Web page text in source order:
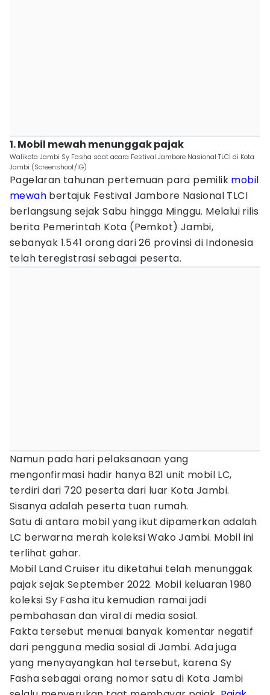
1. Mobil mewah menunggak pajak
Walikota Jambi Sy Fasha saat acara Festival Jambore Nasional TLCI di Kota
Jambi (Screenshoot/IG)
Pagelaran tahunan pertemuan para pemilik mobil
mewah bertajuk Festival Jambore Nasional TLCI
berlangsung sejak Sabu hingga Minggu. Melalui rilis
berita Pemerintah Kota (Pemkot) Jambi,
sebanyak 1.541 orang dari 26 provinsi di Indonesia
telah teregistrasi sebagai peserta.
Namun pada hari pelaksanaan yang
mengonfirmasi hadir hanya 821 unit mobil LC,
terdiri dari 720 peserta dari luar Kota Jambi.
Sisanya adalah peserta tuan rumah.
Satu di antara mobil yang ikut dipamerkan adalah
LC berwarna merah koleksi Wako Jambi. Mobil ini
terlihat gahar.
Mobil Land Cruiser itu diketahui telah menunggak
pajak sejak September 2022. Mobil keluaran 1980
koleksi Sy Fasha itu kemudian ramai jadi
pembahasan dan viral di media sosial.
Fakta tersebut menuai banyak komentar negatif
dari pengguna media sosial di Jambi. Ada juga
yang menyayangkan hal tersebut, karena Sy
Fasha sebagai orang nomor satu di Kota Jambi